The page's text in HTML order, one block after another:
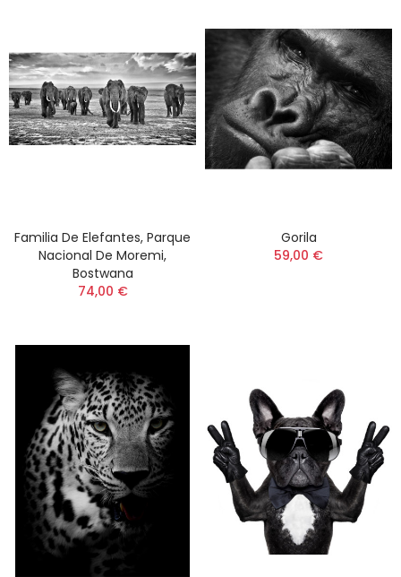
Familia De Elefantes, Parque
Nacional De Moremi,
Bostwana
74,00 €
Gorila
59,00 €